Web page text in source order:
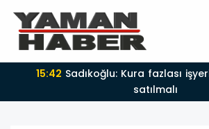
15:42
satılmalı